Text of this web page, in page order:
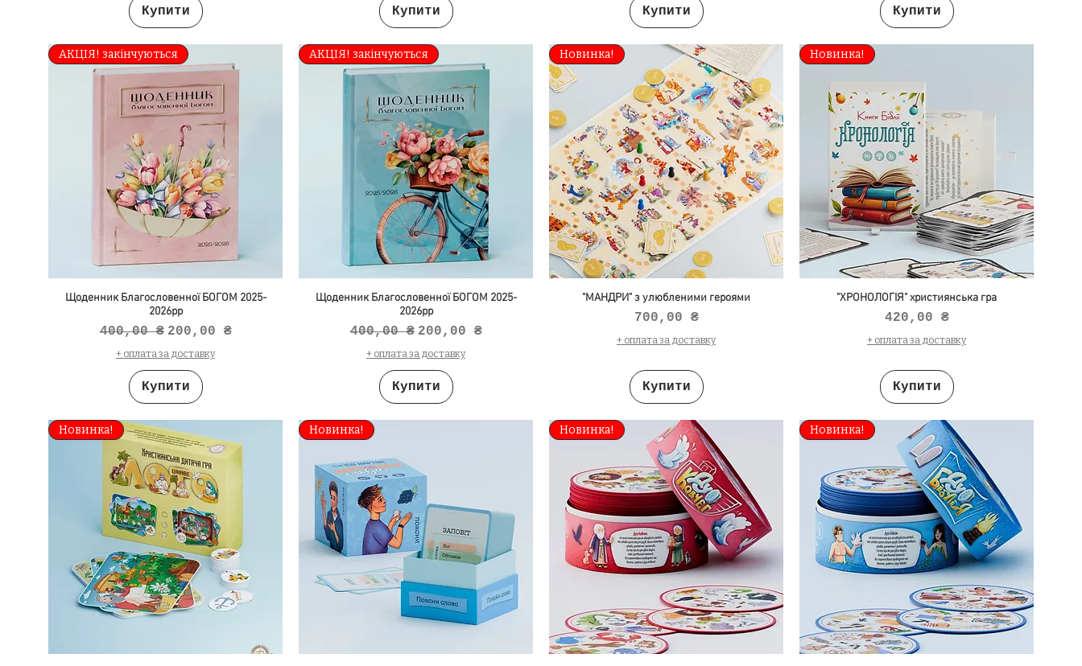
Купити Купити Купити Купити
АКЦІЯ! закінчуються
Щоденник Благословенної БОГОМ 2025-
2026рр
Звичайна ціна
400,00 ₴ За розпродажем
200,00 ₴
+ оплата за доставку
Купити
АКЦІЯ! закінчуються
Щоденник Благословенної БОГОМ 2025-
2026рр
Звичайна ціна
400,00 ₴ За розпродажем
200,00 ₴
+ оплата за доставку
Купити
Новинка!
"МАНДРИ" з улюбленими героями
Ціна
700,00 ₴
+ оплата за доставку
Купити
Новинка!
"ХРОНОЛОГІЯ" християнська гра
Ціна
420,00 ₴
+ оплата за доставку
Купити
Новинка! Новинка! Новинка! Новинка!